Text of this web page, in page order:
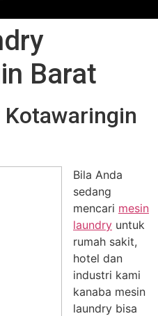
Barat
Bila Anda
sedang
mencari mesin
laundry untuk
rumah sakit,
hotel dan
industri kami
kanaba mesin
laundry bisa